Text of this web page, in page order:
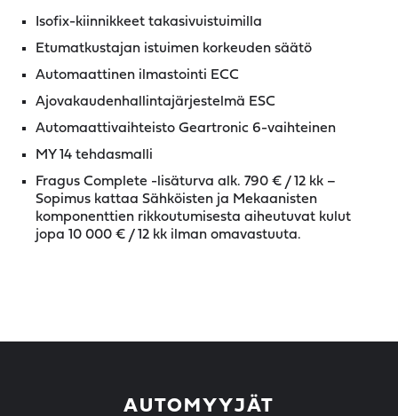
Isofix-kiinnikkeet takasivuistuimilla
Etumatkustajan istuimen korkeuden säätö
Automaattinen ilmastointi ECC
Ajovakaudenhallintajärjestelmä ESC
Automaattivaihteisto Geartronic 6-vaihteinen
MY 14 tehdasmalli
Fragus Complete -lisäturva alk. 790 € / 12 kk –
Sopimus kattaa Sähköisten ja Mekaanisten
komponenttien rikkoutumisesta aiheutuvat kulut
jopa 10 000 € / 12 kk ilman omavastuuta.
AUTOMYYJÄT